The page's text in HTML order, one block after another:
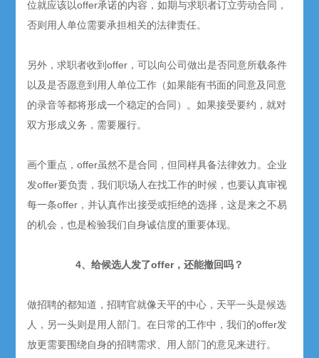
位就应该以offer承诺的内容，如期与求职者订立劳动合同，
否则用人单位需要承担相关的法律责任。
另外，求职者收到offer，可以向公司做出是否同意所载条件
以及是否愿意到用人单位工作（如果能有书面的同意及同意
的录音等都将形成一个稳定的合同）。如果接受要约，就对
双方形成义务，需要履行。
画个重点，offer虽然不是合同，但同样具备法律效力。企业
发offer要负责，我们职场人在找工作的时候，也要认真审视
每一条offer，并认真作出接受或拒绝的选择，这是来之不易
的机会，也是检验我们自身诚信度的重要体现。
4、给候选人发了offer，还能撤回吗？
做招聘的都知道，招聘官就像天平的中心，天平一头是候选
人，另一头则是用人部门。在日常的工作中，我们的offer发
放更需要围绕自身的招聘需求、用人部门的意见来进行。